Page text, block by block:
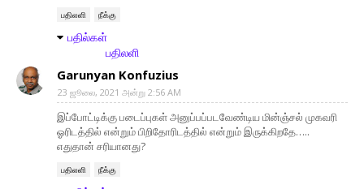
பதிலளி நீக்கு
பதில்கள்
பதிலளி
Garunyan Konfuzius
23 ஜூலை, 2021 அன்று 2:56 AM
இப்போட்டிக்கு படைப்புகள் அனுப்பப்படவேண்டிய மின்ஞ்சல் முகவரி
ஓரிடத்தில் என்றும் பிறிதோரிடத்தில் என்றும் இருக்கிறதே…..
எதுதான் சரியானது?
பதிலளி நீக்கு